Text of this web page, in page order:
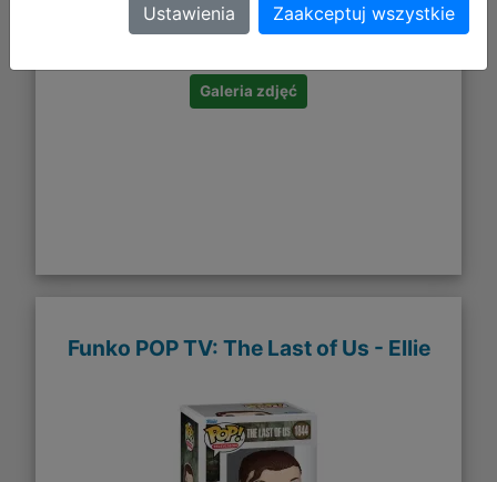
DO KOSZYKA
Galeria zdjęć
Funko POP TV: The Last of Us - Ellie
Ustawienia Zaakceptuj wszystkie